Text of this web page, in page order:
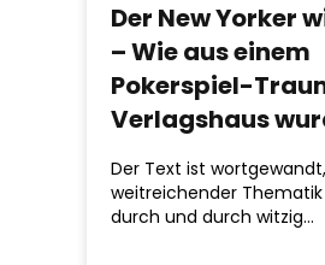
Der New Yorker
– Wie aus einem
Pokerspiel-
Verlagshaus
Der Text ist
weitreichender
durch und durch witzig…